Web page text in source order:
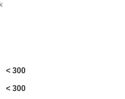
< 300
< 300